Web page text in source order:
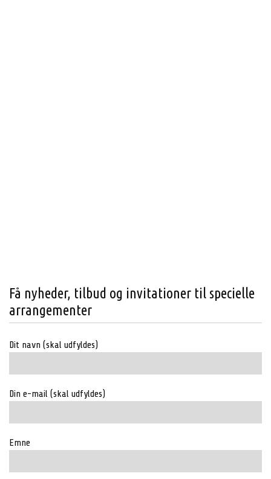
Få nyheder, tilbud og invitationer til specielle
arrangementer
Dit navn (skal udfyldes)
Din e-mail (skal udfyldes)
Emne